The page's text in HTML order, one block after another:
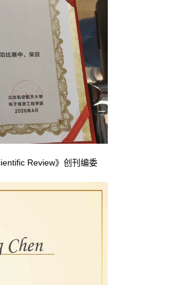
Review》创刊编委